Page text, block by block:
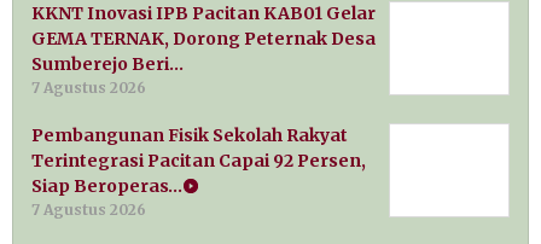
KKNT Inovasi IPB Pacitan KAB01 Gelar
GEMA TERNAK, Dorong Peternak Desa
Sumberejo Beri…
7 Agustus 2026
Pembangunan Fisik Sekolah Rakyat
Terintegrasi Pacitan Capai 92 Persen,
Siap Beroperas…
7 Agustus 2026